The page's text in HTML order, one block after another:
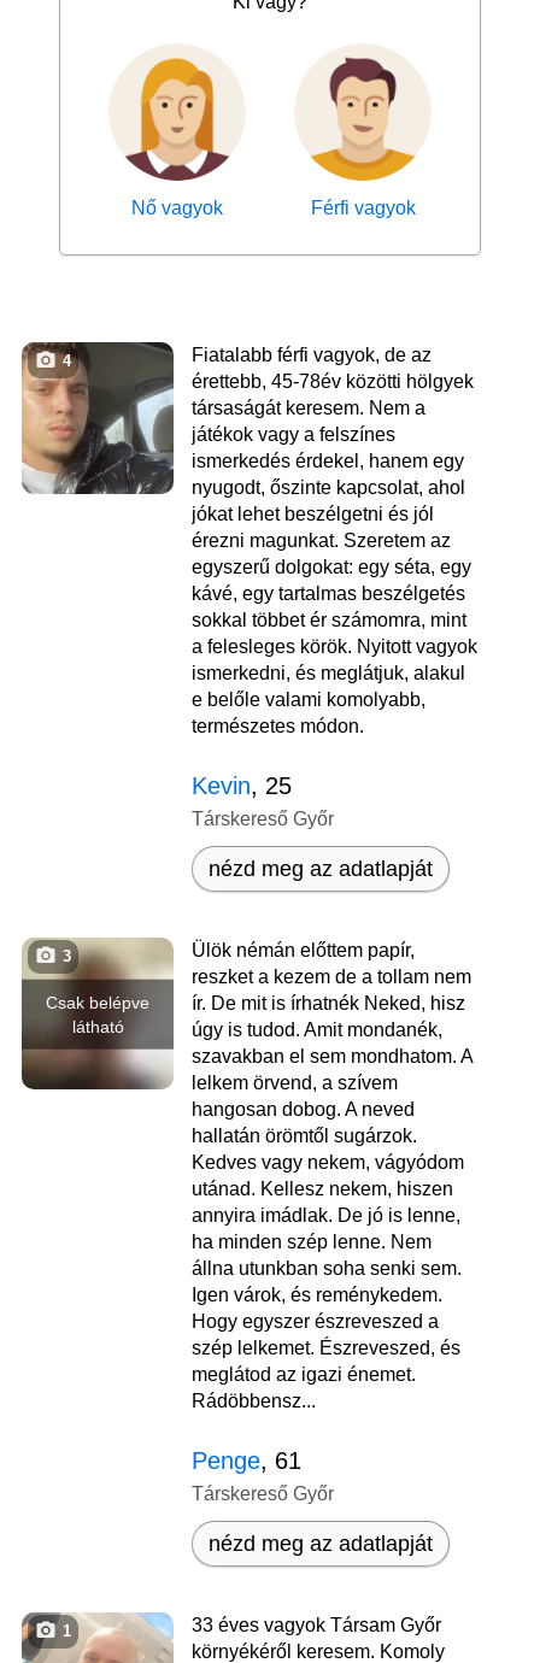
Nő vagyok Férfi vagyok
4
Fiatalabb férfi vagyok, de az
érettebb, 45-78év közötti hölgyek
társaságát keresem. Nem a
játékok vagy a felszínes
ismerkedés érdekel, hanem egy
nyugodt, őszinte kapcsolat, ahol
jókat lehet beszélgetni és jól
érezni magunkat. Szeretem az
egyszerű dolgokat: egy séta, egy
kávé, egy tartalmas beszélgetés
sokkal többet ér számomra, mint
a felesleges körök. Nyitott vagyok
ismerkedni, és meglátjuk, alakul
e belőle valami komolyabb,
természetes módon.
Kevin, 25
Társkereső Győr
nézd meg az adatlapját
Csak belépve
látható
3
Ülök némán előttem papír,
reszket a kezem de a tollam nem
ír. De mit is írhatnék Neked, hisz
úgy is tudod. Amit mondanék,
szavakban el sem mondhatom. A
lelkem örvend, a szívem
hangosan dobog. A neved
hallatán örömtől sugárzok.
Kedves vagy nekem, vágyódom
utánad. Kellesz nekem, hiszen
annyira imádlak. De jó is lenne,
ha minden szép lenne. Nem
állna utunkban soha senki sem.
Igen várok, és reménykedem.
Hogy egyszer észreveszed a
szép lelkemet. Észreveszed, és
meglátod az igazi énemet.
Rádöbbensz...
Penge, 61
Társkereső Győr
nézd meg az adatlapját
1
33 éves vagyok Társam Győr
környékéről keresem. Komoly